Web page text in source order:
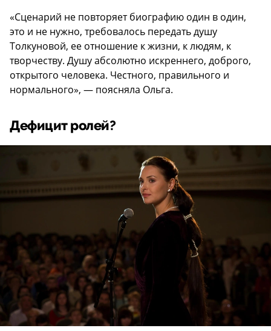
«Сценарий не повторяет биографию один в один,
это и не нужно, требовалось передать душу
Толкуновой, ее отношение к жизни, к людям, к
творчеству. Душу абсолютно искреннего, доброго,
открытого человека. Честного, правильного и
нормального», — поясняла Ольга.
Дефицит ролей?